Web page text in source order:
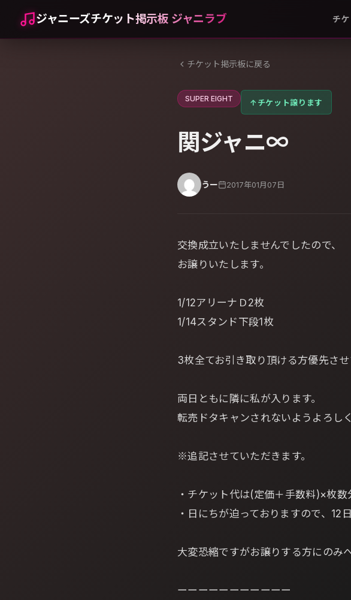
ジャニーズチケット掲示板 ジャニラブ チ
チケット掲示板に戻る
SUPER EIGHT ↑ チケット譲ります
関ジャニ∞
うー 2017年01月07日
交換成立いたしませんでしたので、
お譲りいたします。
1/12アリーナＤ2枚
1/14スタンド下段1枚
3枚全てお引き取り頂ける方優先させ
両日ともに隣に私が入ります。
転売ドタキャンされないようよろし
※追記させていただきます。
・チケット代は(定価＋手数料)×枚数
・日にちが迫っておりますので、12
大変恐縮ですがお譲りする方にのみ
ーーーーーーーーーーー